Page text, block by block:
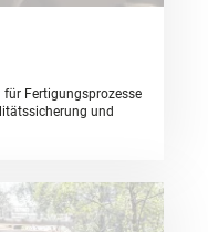
für Fertigungsprozesse
und